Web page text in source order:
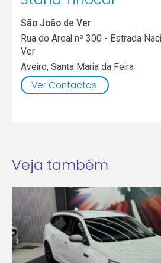
São João de Ver
Rua do Areal nº 300 - Estrada
Ver
Aveiro,Santa Maria da Feira
Ver Contactos
Veja também